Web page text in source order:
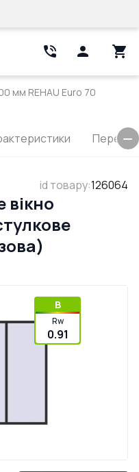
мм REHAU Euro 70
id товару:126064
B
Rw
0.91